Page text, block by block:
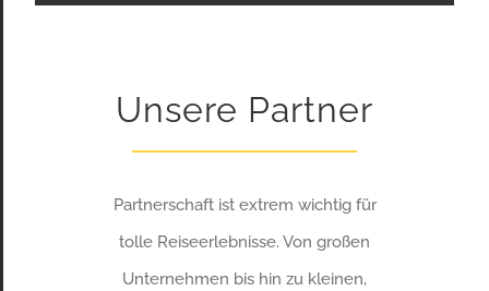
Unsere Partner
Partnerschaft ist extrem wichtig für
tolle Reiseerlebnisse. Von großen
Unternehmen bis hin zu kleinen,